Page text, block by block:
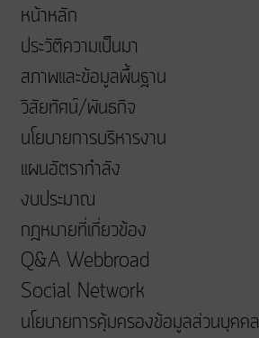
หน้าหลัก
ประวัติความเป็นมา
สภาพและข้อมูลพื้นฐาน
วิสัยทัศน์/พันธกิจ
นโยบายการบริหารงาน
แผนอัตรากำลัง
งบประมาณ
กฎหมายที่เกี่ยวข้อง
Q&A Webbroad
Social Network
นโยบายการคุ้มครองข้อมูลส่วนบุคคล